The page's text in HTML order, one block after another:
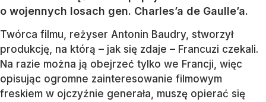
o wojennych losach gen. Charles’a de Gaulle’a.
Twórca filmu, reżyser Antonin Baudry, stworzył
produkcję, na którą – jak się zdaje – Francuzi czekali.
Na razie można ją obejrzeć tylko we Francji, więc
opisując ogromne zainteresowanie filmowym
freskiem w ojczyźnie generała, muszę opierać się